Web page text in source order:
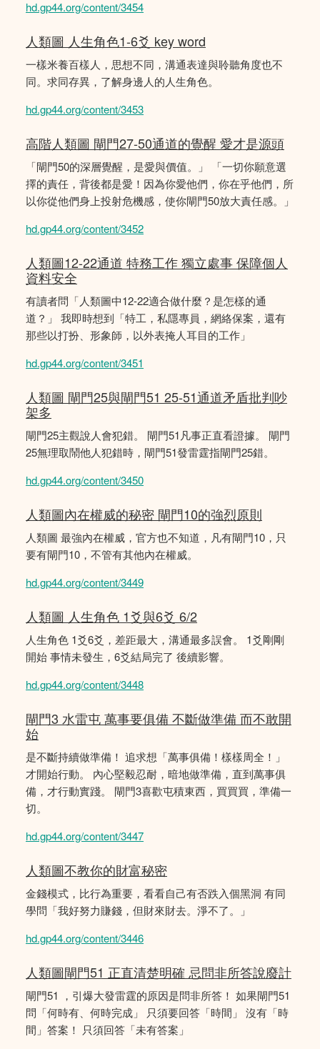
hd.gp44.org/content/3454
人類圖 人生角色1-6爻 key word
一樣米養百樣人，思想不同，溝通表達與聆聽角度也不
同。求同存異，了解身邊人的人生角色。
hd.gp44.org/content/3453
高階人類圖 閘門27-50通道的覺醒 愛才是源頭
「閘門50的深層覺醒，是愛與價值。」 「一切你願意選
擇的責任，背後都是愛！因為你愛他們，你在乎他們，所
以你從他們身上投射危機感，使你閘門50放大責任感。」
hd.gp44.org/content/3452
人類圖12-22通道 特務工作 獨立處事 保障個人
資料安全
有讀者問「人類圖中12-22適合做什麼？是怎樣的通
道？」 我即時想到「特工，私隱專員，網絡保案，還有
那些以打扮、形象師，以外表掩人耳目的工作」
hd.gp44.org/content/3451
人類圖 閘門25與閘門51 25-51通道矛盾批判吵
架多
閘門25主觀說人會犯錯。 閘門51凡事正直看證據。 閘門
25無理取鬧他人犯錯時，閘門51發雷霆指閘門25錯。
hd.gp44.org/content/3450
人類圖內在權威的秘密 閘門10的強烈原則
人類圖 最強內在權威，官方也不知道，凡有閘門10，只
要有閘門10，不管有其他內在權威。
hd.gp44.org/content/3449
人類圖 人生角色 1爻與6爻 6/2
人生角色 1爻6爻，差距最大，溝通最多誤會。 1爻剛剛
開始 事情未發生，6爻結局完了 後續影響。
hd.gp44.org/content/3448
閘門3 水雷屯 萬事要俱備 不斷做準備 而不敢開
始
是不斷持續做準備！ 追求想「萬事俱備！樣樣周全！」
才開始行動。 內心堅毅忍耐，暗地做準備，直到萬事俱
備，才行動實踐。 閘門3喜歡屯積東西，買買買，準備一
切。
hd.gp44.org/content/3447
人類圖不教你的財富秘密
金錢模式，比行為重要，看看自己有否跌入個黑洞 有同
學問「我好努力賺錢，但財來財去。淨不了。」
hd.gp44.org/content/3446
人類圖閘門51 正直清楚明確 忌問非所答說廢計
閘門51 ，引爆大發雷霆的原因是問非所答！ 如果閘門51
問「何時有、何時完成」 只須要回答「時間」 沒有「時
間」答案！ 只須回答「未有答案」